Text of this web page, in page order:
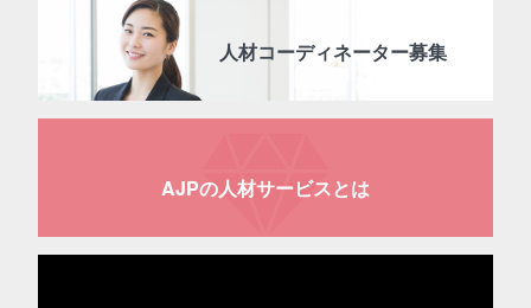
人材コーディネーター募集
AJPの人材サービスとは